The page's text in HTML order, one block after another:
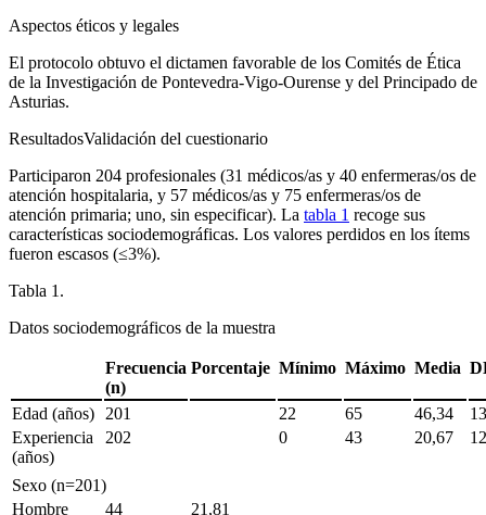
Aspectos éticos y legales
El protocolo obtuvo el dictamen favorable de los Comités de Ética
de la Investigación de Pontevedra-Vigo-Ourense y del Principado de
Asturias.
ResultadosValidación del cuestionario
Participaron 204 profesionales (31 médicos/as y 40 enfermeras/os de
atención hospitalaria, y 57 médicos/as y 75 enfermeras/os de
atención primaria; uno, sin especificar). La tabla 1 recoge sus
características sociodemográficas. Los valores perdidos en los ítems
fueron escasos (≤3%).
Tabla 1.
Datos sociodemográficos de la muestra
Frecuencia
(n)
Porcentaje Mínimo Máximo Media
Edad (años) 201 22 65 46,34
Experiencia
(años)
202 0 43 20,67
Sexo (n=201)
Hombre
44
21,81